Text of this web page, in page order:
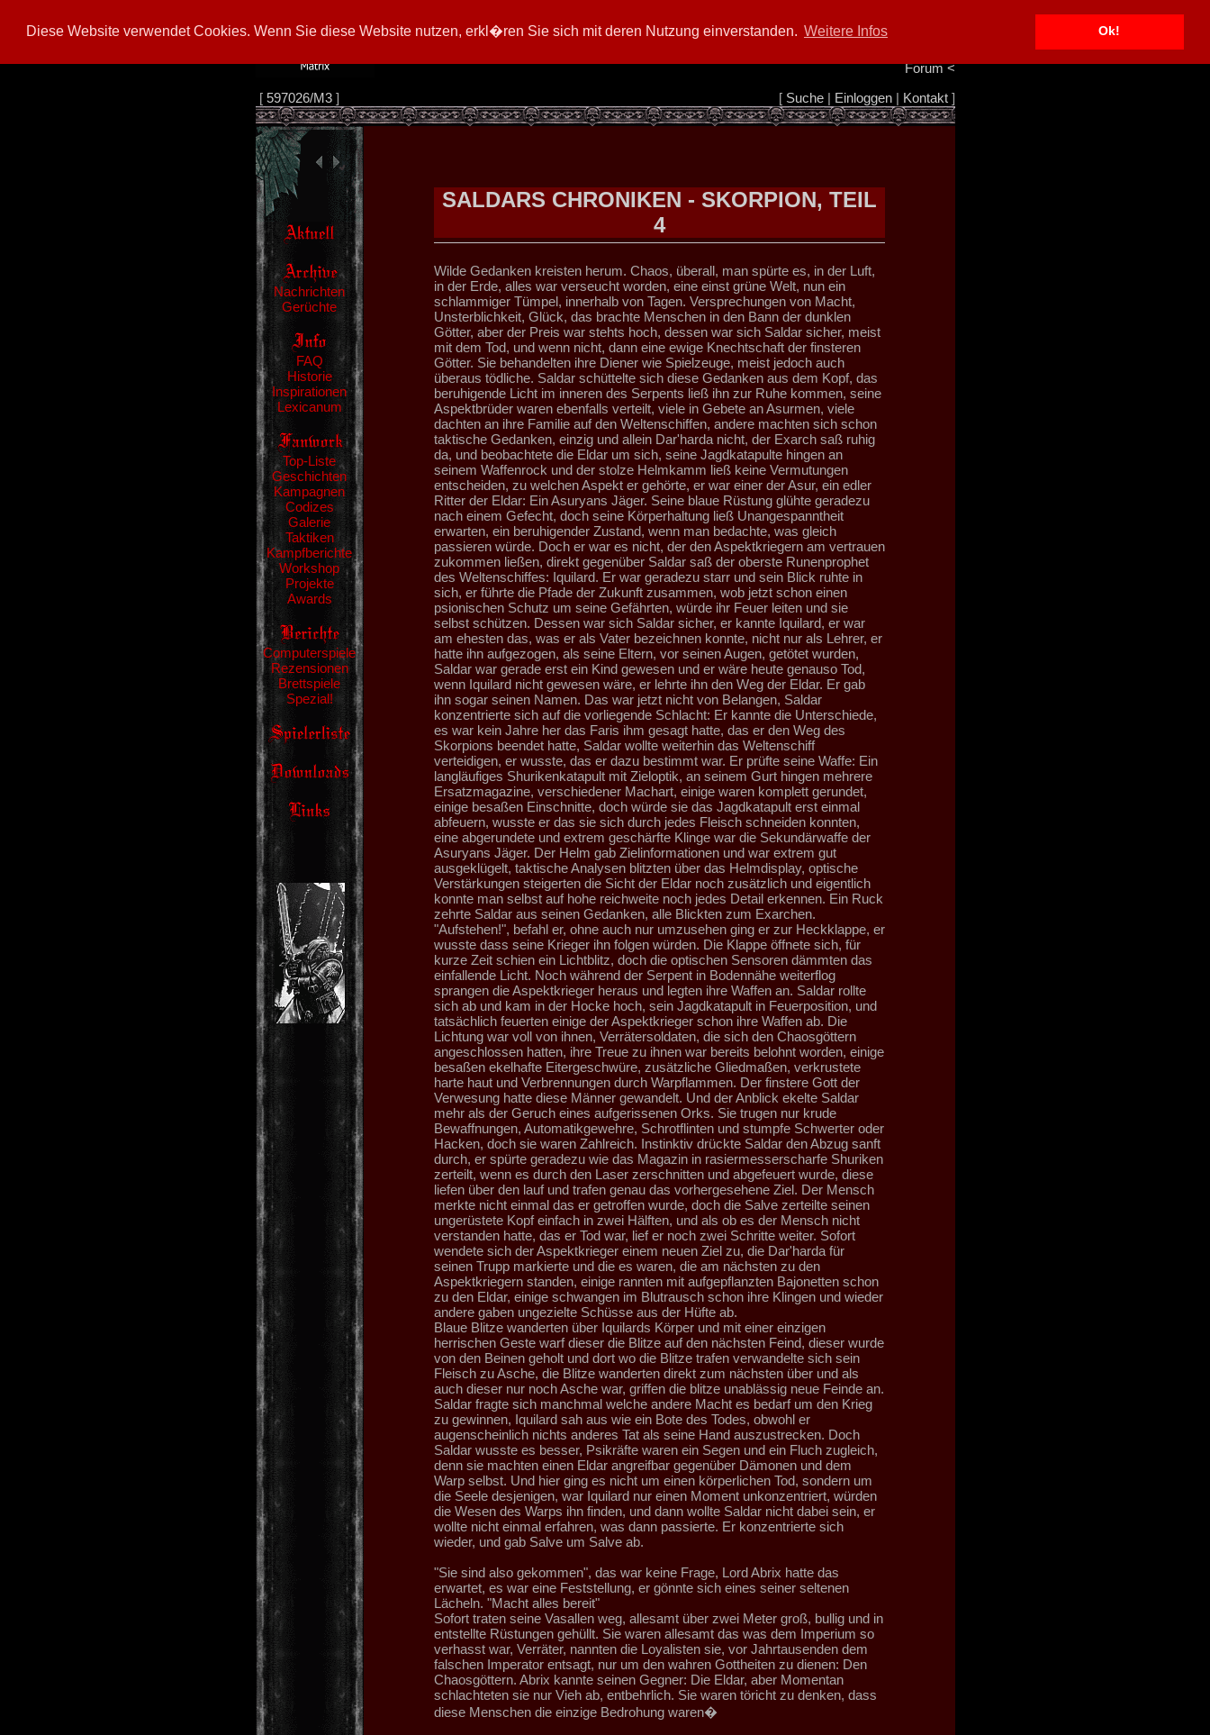
Diese Website verwendet Cookies. Wenn Sie diese Website nutzen, erkl�ren Sie sich mit deren Nutzung einverstanden. Weitere Infos Ok!
Info/Impressum
Forum<
[ 597026/M3] [ Suche| Einloggen| Kontakt]
Nachrichten
Gerüchte
FAQ
Historie
Inspirationen
Lexicanum
Top-Liste
Geschichten
Kampagnen
Codizes
Galerie
Taktiken
Kampfberichte
Workshop
Projekte
Awards
Computerspiele
Rezensionen
Brettspiele
Spezial!
SALDARS CHRONIKEN - SKORPION, TEIL
4
Wilde Gedanken kreisten herum. Chaos, überall, man spürte es, in der Luft,
in der Erde, alles war verseucht worden, eine einst grüne Welt, nun ein
schlammiger Tümpel, innerhalb von Tagen. Versprechungen von Macht,
Unsterblichkeit, Glück, das brachte Menschen in den Bann der dunklen
Götter, aber der Preis war stehts hoch, dessen war sich Saldar sicher, meist
mit dem Tod, und wenn nicht, dann eine ewige Knechtschaft der finsteren
Götter. Sie behandelten ihre Diener wie Spielzeuge, meist jedoch auch
überaus tödliche. Saldar schüttelte sich diese Gedanken aus dem Kopf, das
beruhigende Licht im inneren des Serpents ließ ihn zur Ruhe kommen, seine
Aspektbrüder waren ebenfalls verteilt, viele in Gebete an Asurmen, viele
dachten an ihre Familie auf den Weltenschiffen, andere machten sich schon
taktische Gedanken, einzig und allein Dar'harda nicht, der Exarch saß ruhig
da, und beobachtete die Eldar um sich, seine Jagdkatapulte hingen an
seinem Waffenrock und der stolze Helmkamm ließ keine Vermutungen
entscheiden, zu welchen Aspekt er gehörte, er war einer der Asur, ein edler
Ritter der Eldar: Ein Asuryans Jäger. Seine blaue Rüstung glühte geradezu
nach einem Gefecht, doch seine Körperhaltung ließ Unangespanntheit
erwarten, ein beruhigender Zustand, wenn man bedachte, was gleich
passieren würde. Doch er war es nicht, der den Aspektkriegern am vertrauen
zukommen ließen, direkt gegenüber Saldar saß der oberste Runenprophet
des Weltenschiffes: Iquilard. Er war geradezu starr und sein Blick ruhte in
sich, er führte die Pfade der Zukunft zusammen, wob jetzt schon einen
psionischen Schutz um seine Gefährten, würde ihr Feuer leiten und sie
selbst schützen. Dessen war sich Saldar sicher, er kannte Iquilard, er war
am ehesten das, was er als Vater bezeichnen konnte, nicht nur als Lehrer, er
hatte ihn aufgezogen, als seine Eltern, vor seinen Augen, getötet wurden,
Saldar war gerade erst ein Kind gewesen und er wäre heute genauso Tod,
wenn Iquilard nicht gewesen wäre, er lehrte ihn den Weg der Eldar. Er gab
ihn sogar seinen Namen. Das war jetzt nicht von Belangen, Saldar
konzentrierte sich auf die vorliegende Schlacht: Er kannte die Unterschiede,
es war kein Jahre her das Faris ihm gesagt hatte, das er den Weg des
Skorpions beendet hatte, Saldar wollte weiterhin das Weltenschiff
verteidigen, er wusste, das er dazu bestimmt war. Er prüfte seine Waffe: Ein
langläufiges Shurikenkatapult mit Zieloptik, an seinem Gurt hingen mehrere
Ersatzmagazine, verschiedener Machart, einige waren komplett gerundet,
einige besaßen Einschnitte, doch würde sie das Jagdkatapult erst einmal
abfeuern, wusste er das sie sich durch jedes Fleisch schneiden konnten,
eine abgerundete und extrem geschärfte Klinge war die Sekundärwaffe der
Asuryans Jäger. Der Helm gab Zielinformationen und war extrem gut
ausgeklügelt, taktische Analysen blitzten über das Helmdisplay, optische
Verstärkungen steigerten die Sicht der Eldar noch zusätzlich und eigentlich
konnte man selbst auf hohe reichweite noch jedes Detail erkennen. Ein Ruck
zehrte Saldar aus seinen Gedanken, alle Blickten zum Exarchen.
"Aufstehen!", befahl er, ohne auch nur umzusehen ging er zur Heckklappe, er
wusste dass seine Krieger ihn folgen würden. Die Klappe öffnete sich, für
kurze Zeit schien ein Lichtblitz, doch die optischen Sensoren dämmten das
einfallende Licht. Noch während der Serpent in Bodennähe weiterflog
sprangen die Aspektkrieger heraus und legten ihre Waffen an. Saldar rollte
sich ab und kam in der Hocke hoch, sein Jagdkatapult in Feuerposition, und
tatsächlich feuerten einige der Aspektkrieger schon ihre Waffen ab. Die
Lichtung war voll von ihnen, Verrätersoldaten, die sich den Chaosgöttern
angeschlossen hatten, ihre Treue zu ihnen war bereits belohnt worden, einige
besaßen ekelhafte Eitergeschwüre, zusätzliche Gliedmaßen, verkrustete
harte haut und Verbrennungen durch Warpflammen. Der finstere Gott der
Verwesung hatte diese Männer gewandelt. Und der Anblick ekelte Saldar
mehr als der Geruch eines aufgerissenen Orks. Sie trugen nur krude
Bewaffnungen, Automatikgewehre, Schrotflinten und stumpfe Schwerter oder
Hacken, doch sie waren Zahlreich. Instinktiv drückte Saldar den Abzug sanft
durch, er spürte geradezu wie das Magazin in rasiermesserscharfe Shuriken
zerteilt, wenn es durch den Laser zerschnitten und abgefeuert wurde, diese
liefen über den lauf und trafen genau das vorhergesehene Ziel. Der Mensch
merkte nicht einmal das er getroffen wurde, doch die Salve zerteilte seinen
ungerüstete Kopf einfach in zwei Hälften, und als ob es der Mensch nicht
verstanden hatte, das er Tod war, lief er noch zwei Schritte weiter. Sofort
wendete sich der Aspektkrieger einem neuen Ziel zu, die Dar'harda für
seinen Trupp markierte und die es waren, die am nächsten zu den
Aspektkriegern standen, einige rannten mit aufgepflanzten Bajonetten schon
zu den Eldar, einige schwangen im Blutrausch schon ihre Klingen und wieder
andere gaben ungezielte Schüsse aus der Hüfte ab.
Blaue Blitze wanderten über Iquilards Körper und mit einer einzigen
herrischen Geste warf dieser die Blitze auf den nächsten Feind, dieser wurde
von den Beinen geholt und dort wo die Blitze trafen verwandelte sich sein
Fleisch zu Asche, die Blitze wanderten direkt zum nächsten über und als
auch dieser nur noch Asche war, griffen die blitze unablässig neue Feinde an.
Saldar fragte sich manchmal welche andere Macht es bedarf um den Krieg
zu gewinnen, Iquilard sah aus wie ein Bote des Todes, obwohl er
augenscheinlich nichts anderes Tat als seine Hand auszustrecken. Doch
Saldar wusste es besser, Psikräfte waren ein Segen und ein Fluch zugleich,
denn sie machten einen Eldar angreifbar gegenüber Dämonen und dem
Warp selbst. Und hier ging es nicht um einen körperlichen Tod, sondern um
die Seele desjenigen, war Iquilard nur einen Moment unkonzentriert, würden
die Wesen des Warps ihn finden, und dann wollte Saldar nicht dabei sein, er
wollte nicht einmal erfahren, was dann passierte. Er konzentrierte sich
wieder, und gab Salve um Salve ab.
"Sie sind also gekommen", das war keine Frage, Lord Abrix hatte das
erwartet, es war eine Feststellung, er gönnte sich eines seiner seltenen
Lächeln. "Macht alles bereit"
Sofort traten seine Vasallen weg, allesamt über zwei Meter groß, bullig und in
entstellte Rüstungen gehüllt. Sie waren allesamt das was dem Imperium so
verhasst war, Verräter, nannten die Loyalisten sie, vor Jahrtausenden dem
falschen Imperator entsagt, nur um den wahren Gottheiten zu dienen: Den
Chaosgöttern. Abrix kannte seinen Gegner: Die Eldar, aber Momentan
schlachteten sie nur Vieh ab, entbehrlich. Sie waren töricht zu denken, dass
diese Menschen die einzige Bedrohung waren�